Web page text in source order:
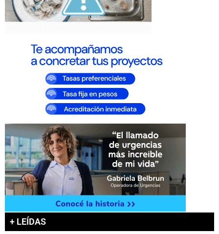
+ LEÍDAS